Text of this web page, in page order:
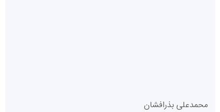
پایگاه خبری گفتمان یزد
محمدعلی بذرافشان